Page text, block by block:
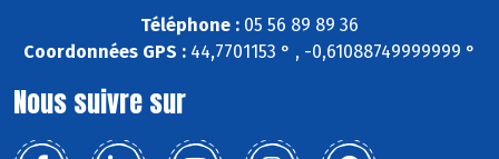
Téléphone : 05 56 89 89 36
Coordonnées GPS : 44,7701153 ° , -0,61088749999999 °
Nous suivre sur